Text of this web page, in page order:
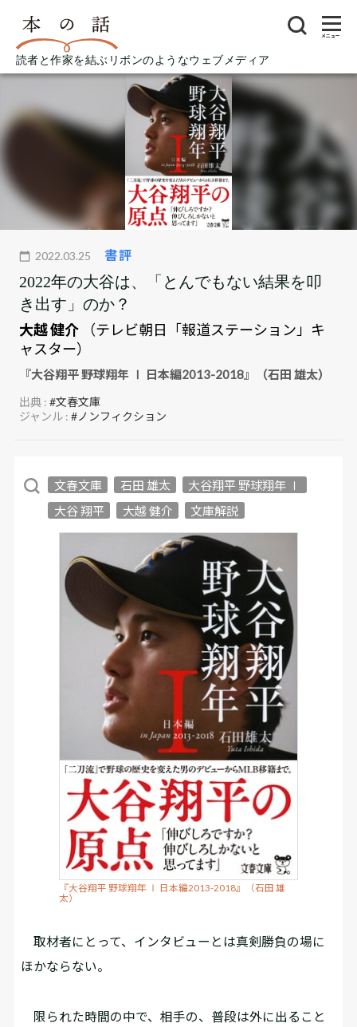
読者と作家を結ぶリボンのようなウェブメディア
メニュー
2022.03.25 書評
2022年の大谷は、「とんでもない結果を叩
き出す」のか？
大越 健介
（テレビ朝日「報道ステーション」キ
ャスター）
『大谷翔平 野球翔年 Ⅰ 日本編2013-2018』（石田 雄太）
出典 :#文春文庫
ジャンル :#ノンフィクション
文春文庫 石田 雄太
大谷翔平 野球翔年 Ⅰ
大谷 翔平
大越 健介 文庫解説
『大谷翔平 野球翔年 Ⅰ 日本編2013-2018』（石田 雄
太）
取材者にとって、インタビューとは真剣勝負の場に
ほかならない。
限られた時間の中で、相手の、普段は外に出ること